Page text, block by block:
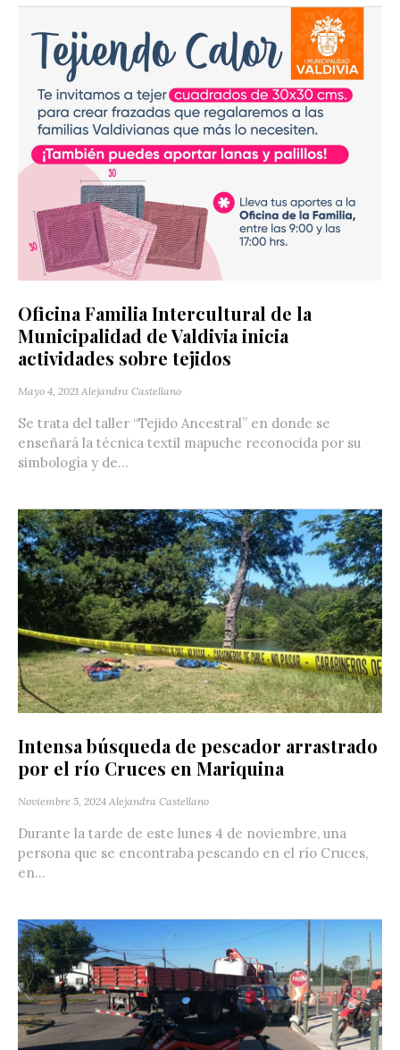
Oficina Familia Intercultural de la
Municipalidad de Valdivia inicia
actividades sobre tejidos
Mayo 4, 2021 Alejandra Castellano
Se trata del taller “Tejido Ancestral” en donde se
enseñará la técnica textil mapuche reconocida por su
simbología y de...
Intensa búsqueda de pescador arrastrado
por el río Cruces en Mariquina
Noviembre 5, 2024 Alejandra Castellano
Durante la tarde de este lunes 4 de noviembre, una
persona que se encontraba pescando en el río Cruces,
en...